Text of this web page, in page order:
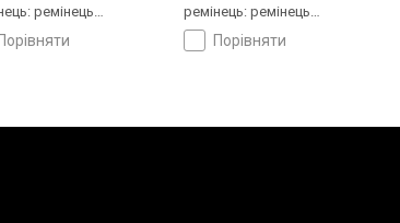
ремінець
WR 30, Швейцарія
порівняти
ремінець: ремінець
шкіряний, WR 30, Швейцарія
порівняти